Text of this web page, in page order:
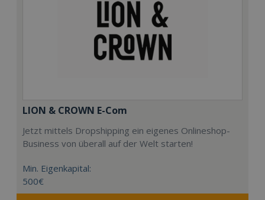
LION & CROWN E-Com
Jetzt mittels Dropshipping ein eigenes Onlineshop-
Business von überall auf der Welt starten!
Min. Eigenkapital:
500€